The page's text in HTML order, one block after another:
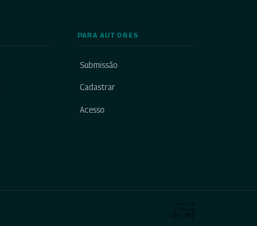
PARA AUTORES
Submissão
Cadastrar
Acesso